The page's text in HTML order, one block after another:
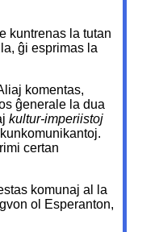
kuntrenas la tutan
ĝi esprimas la
komentas,
ĝenerale la dua
kultur-imperiistoj
certan
komunaj al la
ol Esperanton,